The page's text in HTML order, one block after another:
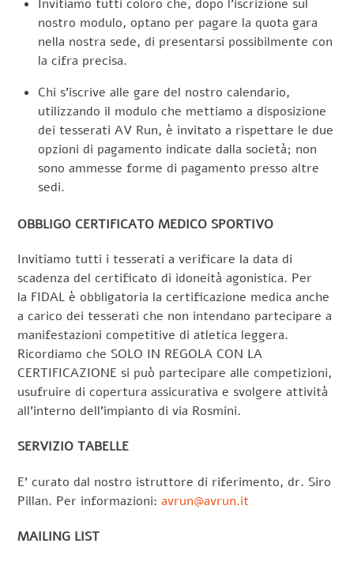
Invitiamo tutti coloro che, dopo l’iscrizione sul
nostro modulo, optano per pagare la quota gara
nella nostra sede, di presentarsi possibilmente con
la cifra precisa.
Chi s’iscrive alle gare del nostro calendario,
utilizzando il modulo che mettiamo a disposizione
dei tesserati AV Run, è invitato a rispettare le due
opzioni di pagamento indicate dalla società; non
sono ammesse forme di pagamento presso altre
sedi.
OBBLIGO CERTIFICATO MEDICO SPORTIVO
Invitiamo tutti i tesserati a verificare la data di
scadenza del certificato di idoneità agonistica. Per
la FIDAL è obbligatoria la certificazione medica anche
a carico dei tesserati che non intendano partecipare a
manifestazioni competitive di atletica leggera.
Ricordiamo che SOLO IN REGOLA CON LA
CERTIFICAZIONE si può partecipare alle competizioni,
usufruire di copertura assicurativa e svolgere attività
all’interno dell’impianto di via Rosmini.
SERVIZIO TABELLE
E’ curato dal nostro istruttore di riferimento, dr. Siro
Pillan. Per informazioni:avrun@avrun.it
MAILING LIST